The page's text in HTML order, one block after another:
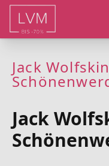
Jack
Jack